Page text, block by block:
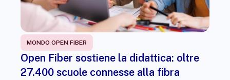
MONDO OPEN FIBER
Open Fiber sostiene la didattica: oltre
27.400 scuole connesse alla fibra